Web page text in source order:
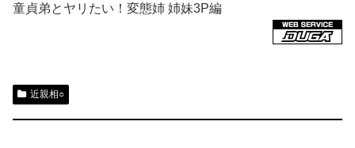
童貞弟とヤリたい！変態姉 姉妹3P編
近親相○